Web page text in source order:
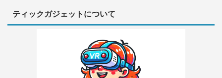
ティックガジェットについて